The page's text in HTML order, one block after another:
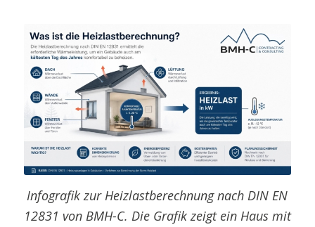
Infografik zur Heizlastberechnung nach DIN EN
12831 von BMH-C. Die Grafik zeigt ein Haus mit